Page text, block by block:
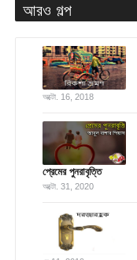
আরও গল্প
অক্টো. 16, 2018
প্রেমের পুনরাবৃত্তি
অক্টো. 31, 2020